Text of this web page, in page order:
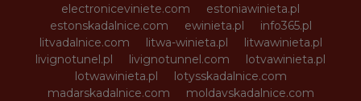
electroniceviniete.com
estoniawinieta.pl
estonskadalnice.com
ewinieta.pl
info365.pl
litvadalnice.com
litwa-winieta.pl
litwawinieta.pl
livignotunel.pl
livignotunnel.com
lotvawinieta.pl
lotwawinieta.pl
lotysskadalnice.com
madarskadalnice.com
moldavskadalnice.com